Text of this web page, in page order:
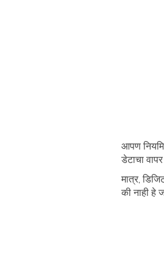
आपण
डेटाचा
मात्र,
की नाही